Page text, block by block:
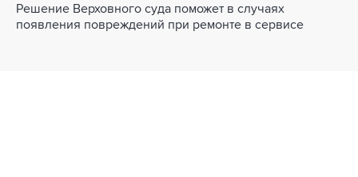
Решение Верховного суда поможет в случаях
появления повреждений при ремонте в сервисе